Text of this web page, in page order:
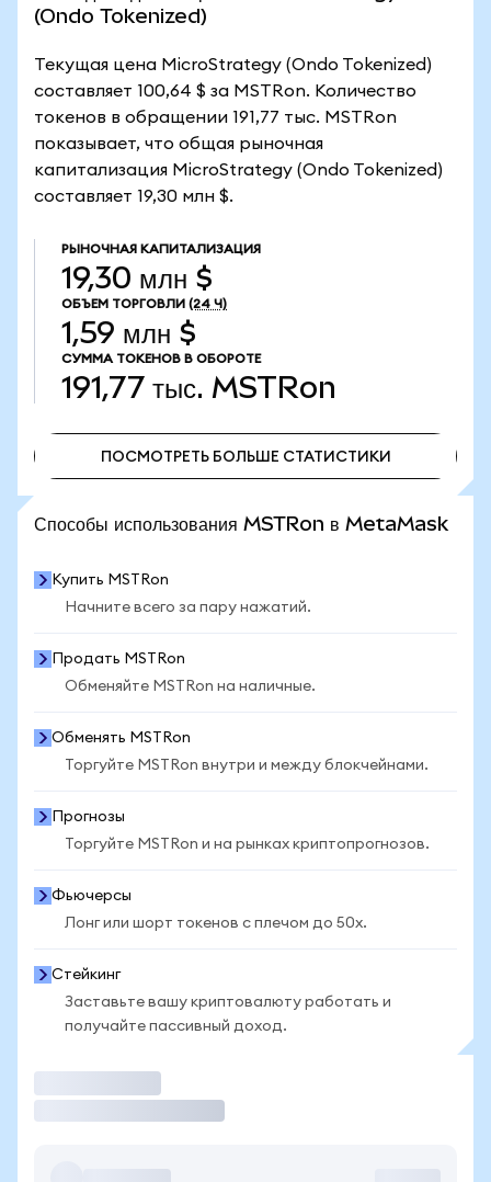
(Ondo Tokenized)
Текущая цена MicroStrategy (Ondo Tokenized)
составляет 100,64 $ за MSTRon. Количество
токенов в обращении 191,77 тыс. MSTRon
показывает, что общая рыночная
капитализация MicroStrategy (Ondo Tokenized)
составляет 19,30 млн $.
РЫНОЧНАЯ КАПИТАЛИЗАЦИЯ
19,30 млн $
ОБЪЕМ ТОРГОВЛИ (24 Ч)
1,59 млн $
СУММА ТОКЕНОВ В ОБОРОТЕ
191,77 тыс. MSTRon
ПОСМОТРЕТЬ БОЛЬШЕ СТАТИСТИКИ
Способы использования MSTRon в MetaMask
Купить MSTRon
Начните всего за пару нажатий.
Продать MSTRon
Обменяйте MSTRon на наличные.
Обменять MSTRon
Торгуйте MSTRon внутри и между блокчейнами.
Прогнозы
Торгуйте MSTRon и на рынках криптопрогнозов.
Фьючерсы
Лонг или шорт токенов с плечом до 50x.
Стейкинг
Заставьте вашу криптовалюту работать и
получайте пассивный доход.